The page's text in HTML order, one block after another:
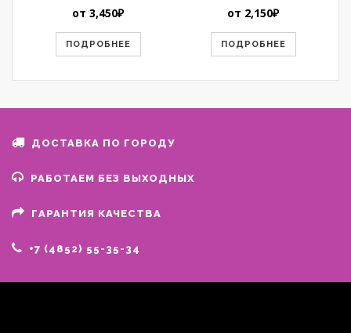
от 3,450₽
ПОДРОБНЕЕ
от 2,150₽
ПОДРОБНЕЕ
ДОСТАВКА ПО ГОРОДУ
РАБОТАЕМ БЕЗ ВЫХОДНЫХ
ГАРАНТИЯ КАЧЕСТВА
+7 (4852) 55-35-34